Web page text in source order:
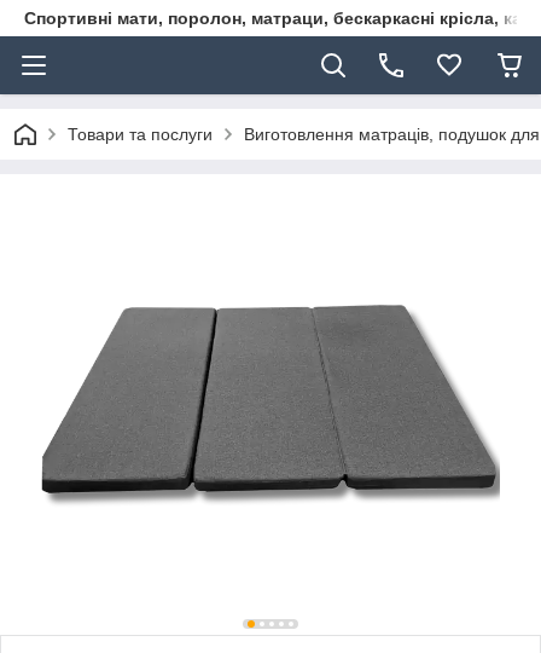
Спортивні мати, поролон, матраци, бескаркасні крісла,
Товари та послуги Виготовлення матраців, подушок для